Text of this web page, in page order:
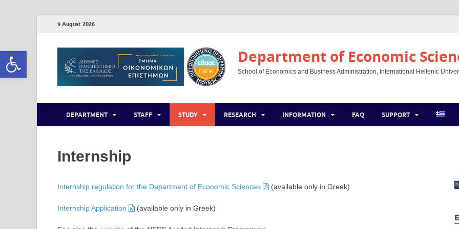
Open toolbar
9 August 2026
Department of Economic
School of Economics and Business Administration, International Hellenic
DEPARTMENT STAFF STUDY RESEARCH INFORMATION FAQ SUPPORT
Internship
Internship regulation for the Department of Economic Sciences (available only in Greek)
Internship Application (available only in Greek)